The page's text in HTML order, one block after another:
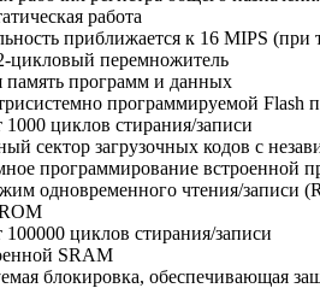
работа
приближается к 16 MIPS (при
цикловый перемножитель
память программ и данных
программируемой Flash
1000 циклов стирания/записи
сектор загрузочных кодов с
программирование встроенной
одновременного чтения/записи
100000 циклов стирания/записи
SRAM
блокировка, обеспечивающая